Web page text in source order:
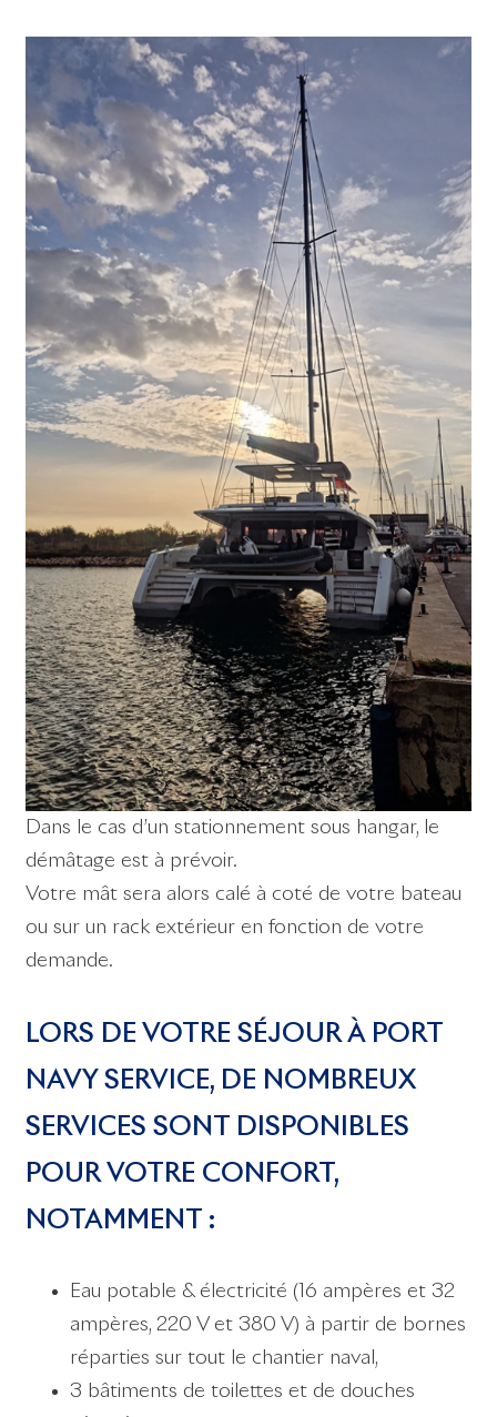
Dans le cas d’un stationnement sous hangar, le
démâtage est à prévoir.
Votre mât sera alors calé à coté de votre bateau
ou sur un rack extérieur en fonction de votre
demande.
LORS DE VOTRE SÉJOUR À PORT
NAVY SERVICE, DE NOMBREUX
SERVICES SONT DISPONIBLES
POUR VOTRE CONFORT,
NOTAMMENT :
Eau potable & électricité (16 ampères et 32 ​​
ampères, 220 V et 380 V) à partir de bornes
réparties sur tout le chantier naval,
3 bâtiments de toilettes et de douches